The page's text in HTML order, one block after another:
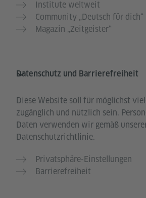
Institute weltweit
Community „Deutsch für dich“
Magazin „Zeitgeister“
Datenschutz und Barrierefreiheit
Diese Website soll für möglichst
zugänglich und nützlich sein.
Daten verwenden wir gemäß
Datenschutzrichtlinie.
Privatsphäre-Einstellungen
Barrierefreiheit